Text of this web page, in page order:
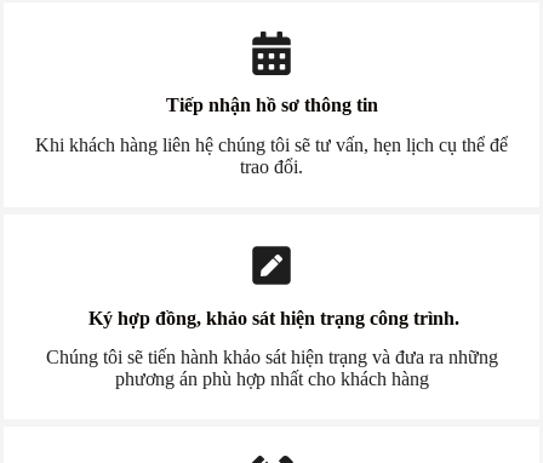
Tiếp nhận hồ sơ thông tin
Khi khách hàng liên hệ chúng tôi sẽ tư vấn, hẹn lịch cụ thể để
trao đổi.
Ký hợp đồng, khảo sát hiện trạng công trình.
Chúng tôi sẽ tiến hành khảo sát hiện trạng và đưa ra những
phương án phù hợp nhất cho khách hàng